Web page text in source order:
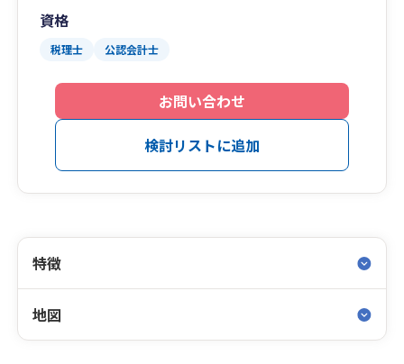
資格
税理士 公認会計士
お問い合わせ
検討リストに追加
特徴
地図